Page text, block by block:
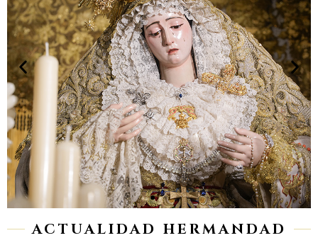
ACTUALIDAD HERMANDAD